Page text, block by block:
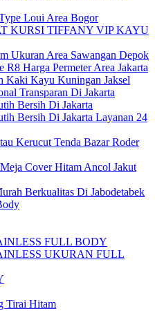
Loui Area Bogor
KURSI TIFFANY VIP KAYU
Ukuran Area Sawangan Depok
R8 Harga Permeter Area Jakarta
Kaki Kayu Kuningan Jaksel
Transparan Di Jakarta
Bersih Di Jakarta
Bersih Di Jakarta Layanan 24
Kerucut Tenda Bazar Roder
Cover Hitam Ancol Jakut
Berkualitas Di Jabodetabek
FULL BODY
UKURAN FULL
Tirai Hitam